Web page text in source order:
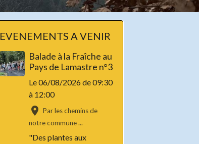
EVENEMENTS A VENIR
Balade à la Fraîche au
Pays de Lamastre n°3
Le 06/08/2026de 09:30
à 12:00
Par les chemins de
notre commune ...
"Des plantes aux